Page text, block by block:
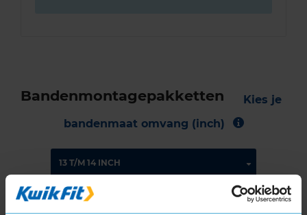
Bandenmontagepakketten
Kies je
bandenmaat omvang (inch)